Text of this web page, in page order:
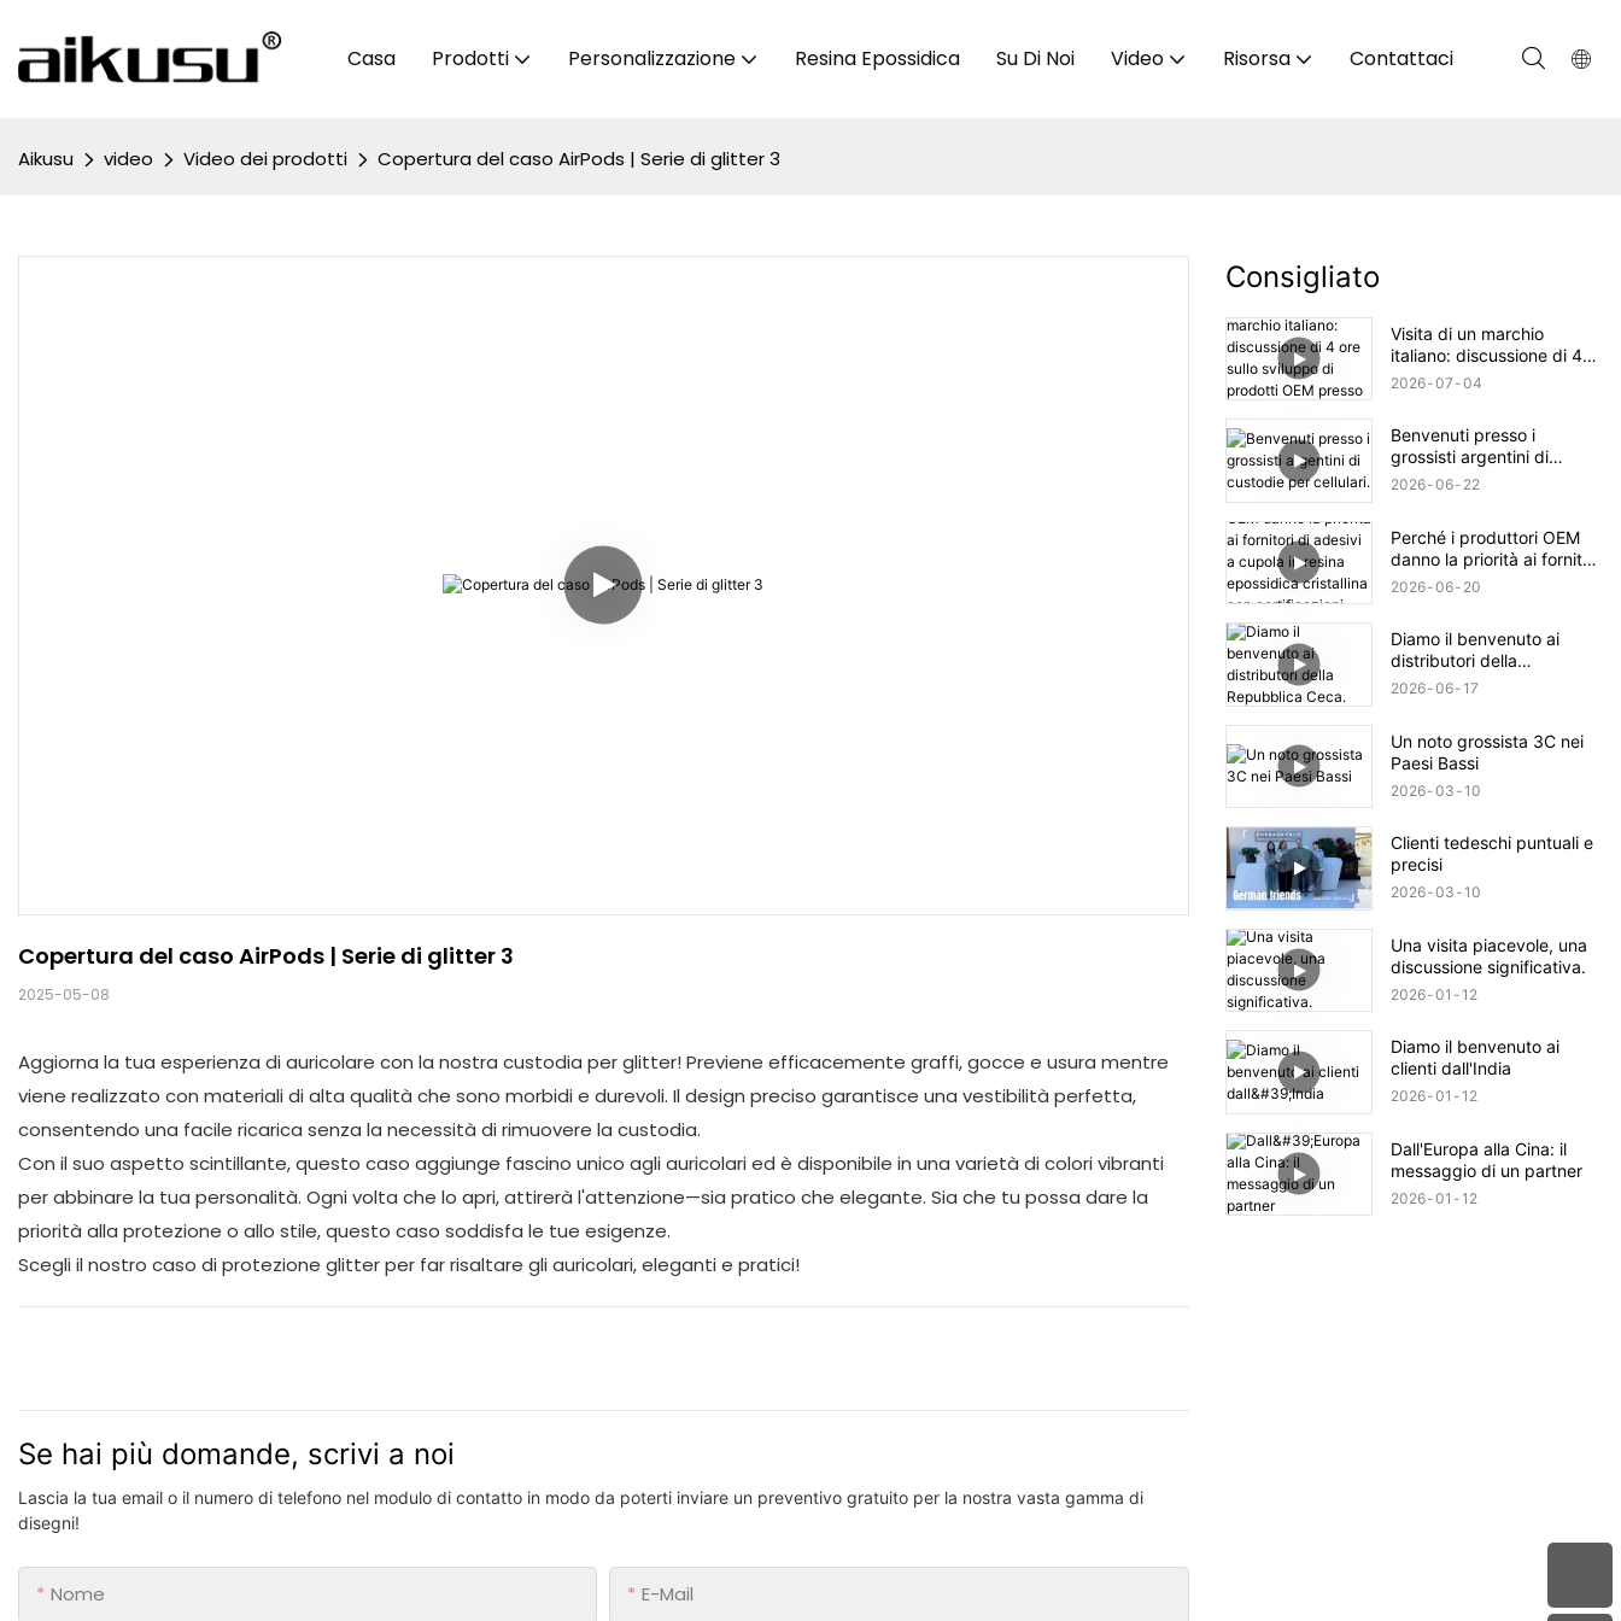
Casa Prodotti Personalizzazione Resina Epossidica Su Di Noi Video Risorsa Contattaci
Aikusu video Video dei prodotti Copertura del caso AirPods | Serie di glitter 3
Copertura del caso AirPods | Serie di glitter 3
2025-05-08
Aggiorna la tua esperienza di auricolare con la nostra custodia per glitter! Previene efficacemente graffi, gocce e usura mentre
viene realizzato con materiali di alta qualità che sono morbidi e durevoli. Il design preciso garantisce una vestibilità perfetta,
consentendo una facile ricarica senza la necessità di rimuovere la custodia.
Con il suo aspetto scintillante, questo caso aggiunge fascino unico agli auricolari ed è disponibile in una varietà di colori vibranti
per abbinare la tua personalità. Ogni volta che lo apri, attirerà l'attenzione—sia pratico che elegante. Sia che tu possa dare la
priorità alla protezione o allo stile, questo caso soddisfa le tue esigenze.
Scegli il nostro caso di protezione glitter per far risaltare gli auricolari, eleganti e pratici!
Se hai più domande, scrivi a noi
Lascia la tua email o il numero di telefono nel modulo di contatto in modo da poterti inviare un preventivo gratuito per la nostra vasta gamma di
disegni!
Nome E-Mail
Consigliato
Visita di un marchio
italiano: discussione di 4
ore sullo sviluppo di
2026 07 04
Benvenuti presso i
grossisti argentini di
custodie per cellulari.
2026 06 22
Perché i produttori OEM
danno la priorità ai fornitori
di adesivi a cupola in
ISO9001 e RoHS?
2026 06 20
Diamo il benvenuto ai
distributori della
Repubblica Ceca.
2026 06 17
Un noto grossista 3C nei
Paesi Bassi
2026 03 10
Clienti tedeschi puntuali e
precisi
2026 03 10
Una visita piacevole, una
discussione significativa.
2026 01 12
Diamo il benvenuto ai
clienti dall'India
2026 01 12
Dall'Europa alla Cina: il
messaggio di un partner
2026 01 12